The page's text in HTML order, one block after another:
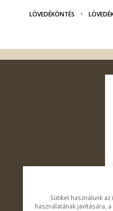
LÖVEDÉKÖNTÉS
Sütiket használunk
használatának javítására,